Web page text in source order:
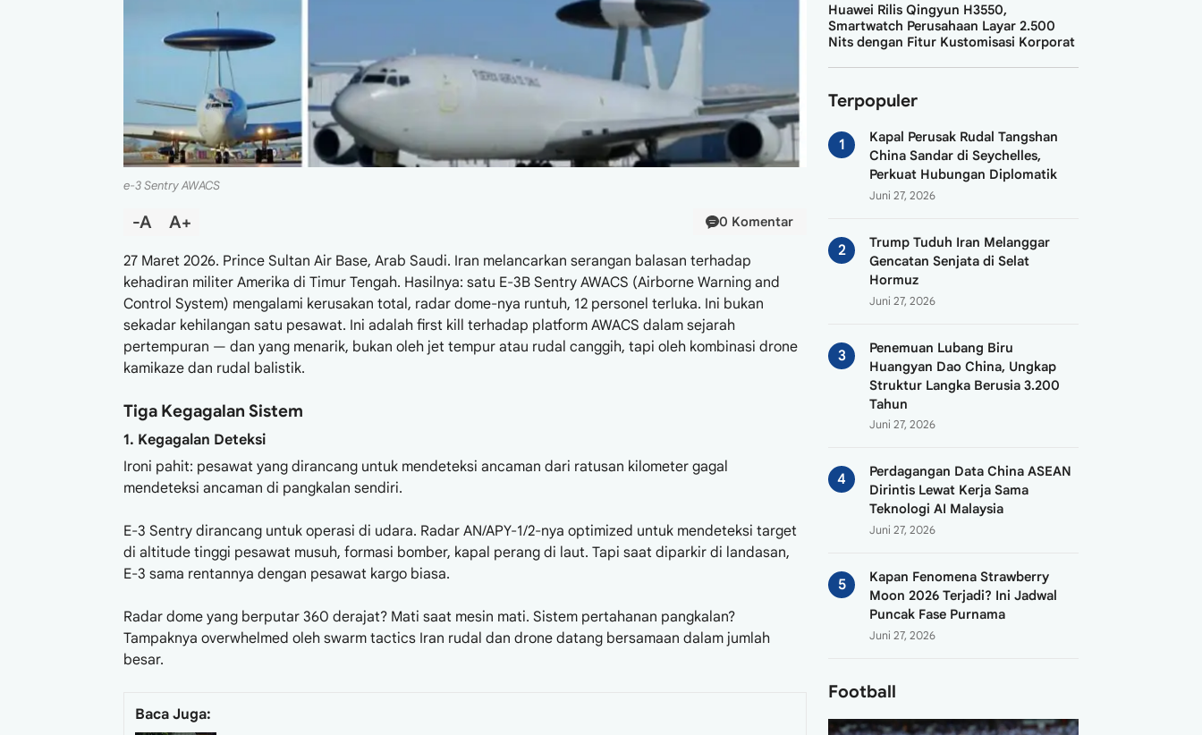
e-3 Sentry AWACS
-A A+ 0 Komentar
27 Maret 2026. Prince Sultan Air Base, Arab Saudi. Iran melancarkan serangan balasan terhadap
kehadiran militer Amerika di Timur Tengah. Hasilnya: satu E-3B Sentry AWACS (Airborne Warning and
Control System) mengalami kerusakan total, radar dome-nya runtuh, 12 personel terluka. Ini bukan
sekadar kehilangan satu pesawat. Ini adalah first kill terhadap platform AWACS dalam sejarah
pertempuran — dan yang menarik, bukan oleh jet tempur atau rudal canggih, tapi oleh kombinasi drone
kamikaze dan rudal balistik.
Tiga Kegagalan Sistem
1. Kegagalan Deteksi
Ironi pahit: pesawat yang dirancang untuk mendeteksi ancaman dari ratusan kilometer gagal
mendeteksi ancaman di pangkalan sendiri.
E-3 Sentry dirancang untuk operasi di udara. Radar AN/APY-1/2-nya optimized untuk mendeteksi target
di altitude tinggi pesawat musuh, formasi bomber, kapal perang di laut. Tapi saat diparkir di landasan,
E-3 sama rentannya dengan pesawat kargo biasa.
Radar dome yang berputar 360 derajat? Mati saat mesin mati. Sistem pertahanan pangkalan?
Tampaknya overwhelmed oleh swarm tactics Iran rudal dan drone datang bersamaan dalam jumlah
besar.
Baca Juga:
Huawei Rilis Qingyun H3550,
Smartwatch Perusahaan Layar 2.500
Nits dengan Fitur Kustomisasi Korporat
Terpopuler
Kapal Perusak Rudal Tangshan
China Sandar di Seychelles,
Perkuat Hubungan Diplomatik
Juni 27, 2026
Trump Tuduh Iran Melanggar
Gencatan Senjata di Selat
Hormuz
Juni 27, 2026
Penemuan Lubang Biru
Huangyan Dao China, Ungkap
Struktur Langka Berusia 3.200
Tahun
Juni 27, 2026
Perdagangan Data China ASEAN
Dirintis Lewat Kerja Sama
Teknologi AI Malaysia
Juni 27, 2026
Kapan Fenomena Strawberry
Moon 2026 Terjadi? Ini Jadwal
Puncak Fase Purnama
Juni 27, 2026
Football